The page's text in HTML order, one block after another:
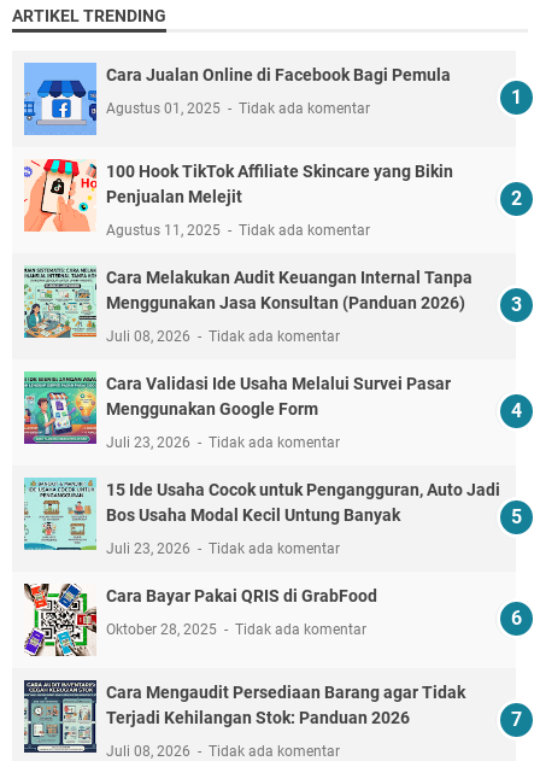
ARTIKEL TRENDING
Cara Jualan Online di Facebook Bagi Pemula
Agustus 01, 2025 Tidak ada komentar
100 Hook TikTok Affiliate Skincare yang Bikin
Penjualan Melejit
Agustus 11, 2025 Tidak ada komentar
Cara Melakukan Audit Keuangan Internal Tanpa
Menggunakan Jasa Konsultan (Panduan 2026)
Juli 08, 2026 Tidak ada komentar
Cara Validasi Ide Usaha Melalui Survei Pasar
Menggunakan Google Form
Juli 23, 2026 Tidak ada komentar
15 Ide Usaha Cocok untuk Pengangguran, Auto Jadi
Bos Usaha Modal Kecil Untung Banyak
Juli 23, 2026 Tidak ada komentar
Cara Bayar Pakai QRIS di GrabFood
Oktober 28, 2025 Tidak ada komentar
Cara Mengaudit Persediaan Barang agar Tidak
Terjadi Kehilangan Stok: Panduan 2026
Juli 08, 2026 Tidak ada komentar